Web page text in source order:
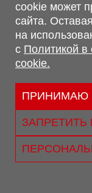
Обращаем Ваше
информация,
характеристик,
сервисного
не является
Гражданского
Политика
Политикой в
Свидетельство о
г.
cookie может
сайта.
на
с Политикой
cookie.
ПРИНИМАЮ
ЗАПРЕТИТЬ